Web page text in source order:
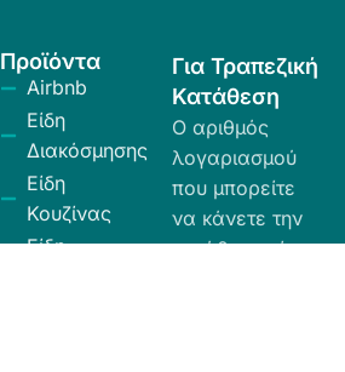
Προϊόντα
Airbnb
Είδη
Διακόσμησης
Είδη
Κουζίνας
Είδη
Για Τραπεζική
Κατάθεση
Ο αριθμός
λογαριασμού
που μπορείτε
να κάνετε την
κατάθεση είναι